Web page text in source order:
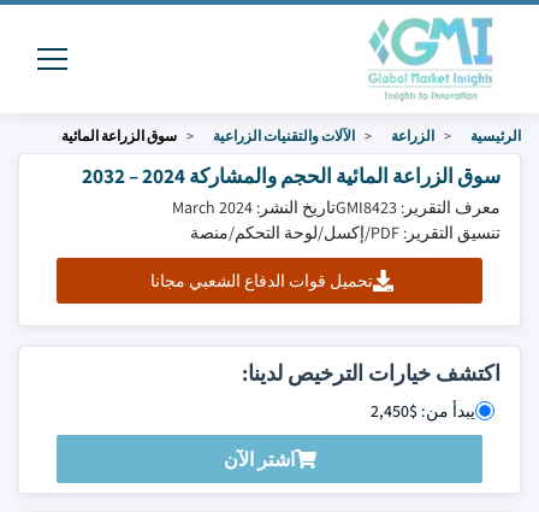
الرئيسية الزراعة الآلات والتقنيات الزراعية سوق الزراعة المائية
سوق الزراعة المائية الحجم والمشاركة 2024 – 2032
معرف التقرير: GMI8423
تاريخ النشر: March 2024
تنسيق التقرير: PDF/إكسل/لوحة التحكم/منصة
تحميل قوات الدفاع الشعبي مجانا
اكتشف خيارات الترخيص لدينا:
يبدأ من: $2,450
اشتر الآن